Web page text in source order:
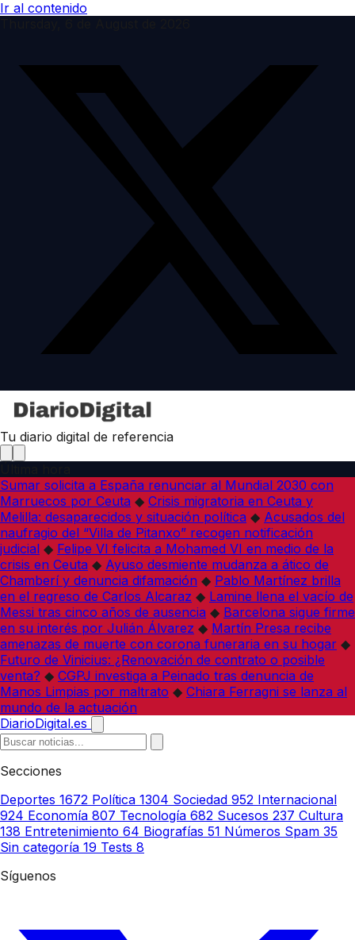
Ir al contenido
Tu diario digital de referencia
Sumar solicita a España renunciar al Mundial 2030 con
Marruecos por Ceuta ◆ Crisis migratoria en Ceuta y
Melilla: desaparecidos y situación política ◆ Acusados del
naufragio del “Villa de Pitanxo” recogen notificación
judicial ◆ Felipe VI felicita a Mohamed VI en medio de la
crisis en Ceuta ◆ Ayuso desmiente mudanza a ático de
Chamberí y denuncia difamación ◆ Pablo Martínez brilla
en el regreso de Carlos Alcaraz ◆ Lamine llena el vacío de
Messi tras cinco años de ausencia ◆ Barcelona sigue firme
en su interés por Julián Álvarez ◆ Martín Presa recibe
amenazas de muerte con corona funeraria en su hogar ◆
Futuro de Vinicius: ¿Renovación de contrato o posible
venta? ◆ CGPJ investiga a Peinado tras denuncia de
Manos Limpias por maltrato ◆ Chiara Ferragni se lanza al
mundo de la actuación
DiarioDigital.es
Secciones
Deportes 1672 Política 1304 Sociedad 952 Internacional
924 Economía 807 Tecnología 682 Sucesos 237 Cultura
138 Entretenimiento 64 Biografías 51 Números Spam 35
Sin categoría 19 Tests 8
Síguenos